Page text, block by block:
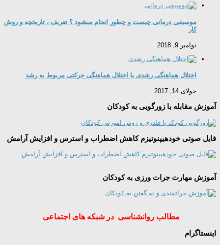
موسیقی درمانی چیست و چطور انجام میشود ؟ تعریف ، تاریخچه و روش
کار
نوامبر 9, 2018
اختلال هماهنگی رشدی یا اختلال هماهنگی حرکتی مربوط به رشد
جولای 14, 2017
آموزش مقابله با زورگویی به کودکان
فایل صوتی خودهیپنوتیزم کاهش اضطراب و استرس و افزایش آرامش
آموزش مهارت جرات ورزی به کودکان
مطالب روانشناسی در شبکه های اجتماعی
اینستاگرام